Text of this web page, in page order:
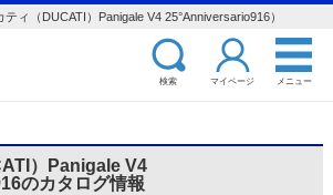
ィ（DUCATI）Panigale V4 25°Anniversario916）
検索 マイページ メニュー
）Panigale V4
のカタログ情報